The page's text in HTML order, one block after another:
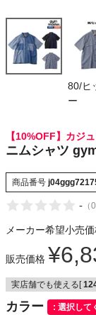
NIKE
CHUMS
HOKA
も
80/ヒ
ー
【10%OFF】カジ
ニムシャツ
商品番号
- （0
メーカー希望小売
販売価格 ¥
実店舗でも使える[
カラー 選択して